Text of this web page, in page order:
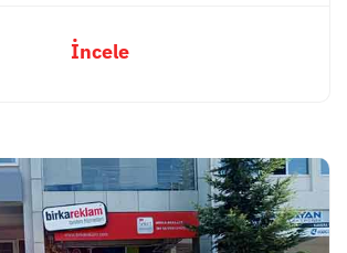
İncele